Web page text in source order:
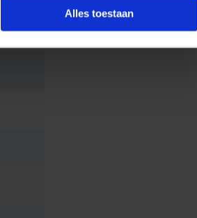
Alles toestaan